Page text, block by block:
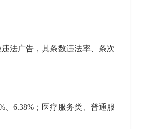
法广告，其条数违法率、条次
6.38%；医疗服务类、普通服